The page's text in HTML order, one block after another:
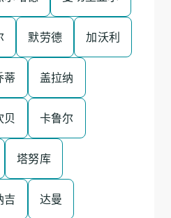
默劳德 加沃利
蒂 盖拉纳
贝 卡鲁尔
塔努库
吉 达曼